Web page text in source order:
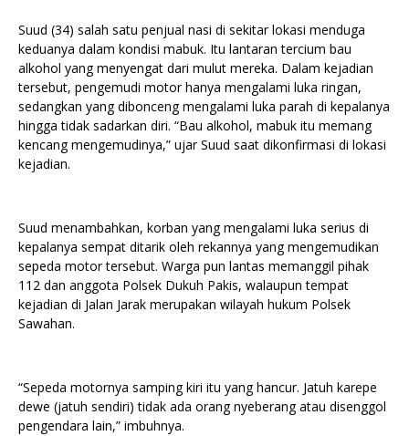
Suud (34) salah satu penjual nasi di sekitar lokasi menduga
keduanya dalam kondisi mabuk. Itu lantaran tercium bau
alkohol yang menyengat dari mulut mereka. Dalam kejadian
tersebut, pengemudi motor hanya mengalami luka ringan,
sedangkan yang dibonceng mengalami luka parah di kepalanya
hingga tidak sadarkan diri. “Bau alkohol, mabuk itu memang
kencang mengemudinya,” ujar Suud saat dikonfirmasi di lokasi
kejadian.
Suud menambahkan, korban yang mengalami luka serius di
kepalanya sempat ditarik oleh rekannya yang mengemudikan
sepeda motor tersebut. Warga pun lantas memanggil pihak
112 dan anggota Polsek Dukuh Pakis, walaupun tempat
kejadian di Jalan Jarak merupakan wilayah hukum Polsek
Sawahan.
“Sepeda motornya samping kiri itu yang hancur. Jatuh karepe
dewe (jatuh sendiri) tidak ada orang nyeberang atau disenggol
pengendara lain,” imbuhnya.